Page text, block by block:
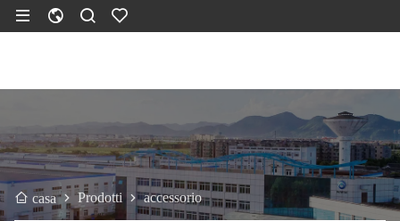
casa Prodotti accessorio